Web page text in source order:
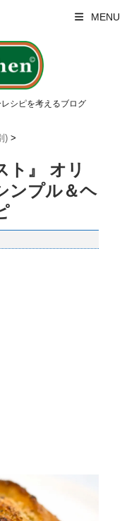
MENU
シピを考えるブログ
) >
ト』 オリ
ンプル＆ヘ